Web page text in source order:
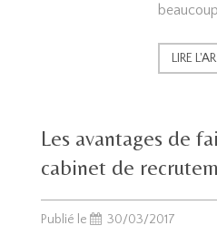
beaucoup
LIRE
Les avantages de
cabinet de
Publié le 30/03/2017